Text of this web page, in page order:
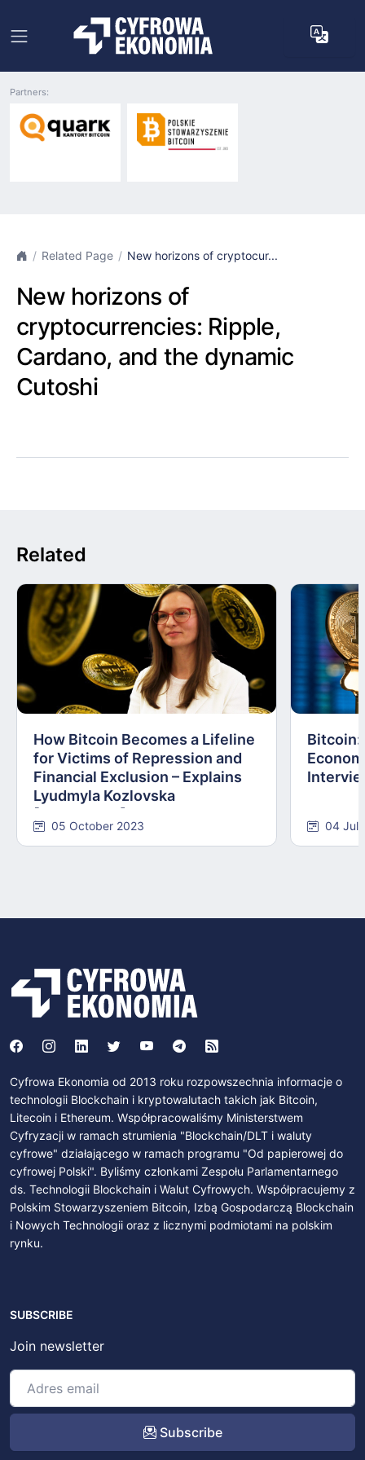
Partners:
Related Page New horizons of cryptocur...
New horizons of
cryptocurrencies: Ripple,
Cardano, and the dynamic
Cutoshi
Related
How Bitcoin Becomes a Lifeline
for Victims of Repression and
Financial Exclusion – Explains
Lyudmyla Kozlovska
05 October 2023
Bitcoin:
04
Cyfrowa Ekonomia od 2013 roku rozpowszechnia informacje o
technologii Blockchain i kryptowalutach takich jak Bitcoin,
Litecoin i Ethereum. Współpracowaliśmy Ministerstwem
Cyfryzacji w ramach strumienia "Blockchain/DLT i waluty
cyfrowe" działającego w ramach programu "Od papierowej do
cyfrowej Polski". Byliśmy członkami Zespołu Parlamentarnego
ds. Technologii Blockchain i Walut Cyfrowych. Współpracujemy z
Polskim Stowarzyszeniem Bitcoin, Izbą Gospodarczą Blockchain
i Nowych Technologii oraz z licznymi podmiotami na polskim
rynku.
SUBSCRIBE
Join newsletter
Subscribe